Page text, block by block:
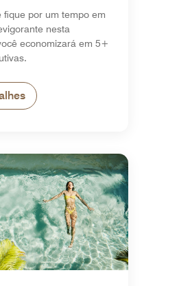
fique por um tempo em
nesta
economizará em 5+